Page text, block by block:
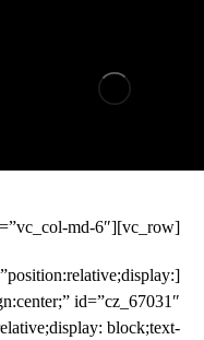
[vc_row][vc_column offset=”vc_col-md-6″]
block;text-